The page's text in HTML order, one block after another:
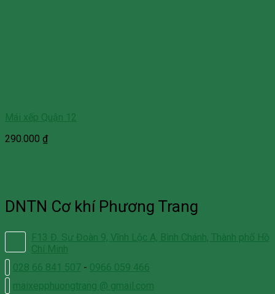
Mái xếp Quận 12
290.000 ₫
DNTN Cơ khí Phương Trang
F13 Đ. Sư Đoàn 9, Vĩnh Lộc A, Bình Chánh, Thành phố Hồ
Chí Minh
028 66 841 507 - 0966 059 466
maixepphuongtrang @ gmail.com